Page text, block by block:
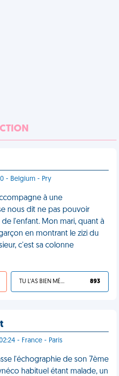
- Belgium - Pry
à une
nous dit ne pas pouvoir
l'enfant. Mon mari, quant à
en montrant le zizi du
c'est sa colonne
TU L'AS BIEN MÉRITÉ 893
- France - Paris
l'échographie de son 7ème
habituel étant malade, un